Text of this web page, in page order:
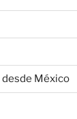
desde México